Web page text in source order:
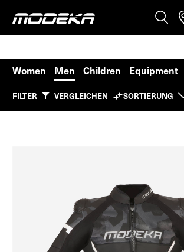
Women Men Children Equipment
FILTER VERGLEICHEN SORTIERUNG